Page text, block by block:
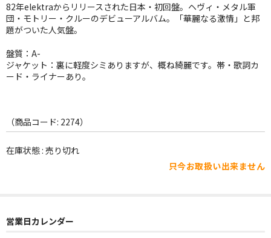
JAZZ-JP
J-POP
FOLK,SSW
レア盤（1万円以上）
82年elektraからリリースされた日本・初回盤。ヘヴィ・メタル軍
団・モトリー・クルーのデビューアルバム。「華麗なる激情」と邦
題がついた人気盤。
盤質：A-
ジャケット：裏に軽度シミありますが、概ね綺麗です。帯・歌詞カ
ード・ライナーあり。
（商品コード: 2274）
在庫状態 : 売り切れ
只今お取扱い出来ません
営業日カレンダー